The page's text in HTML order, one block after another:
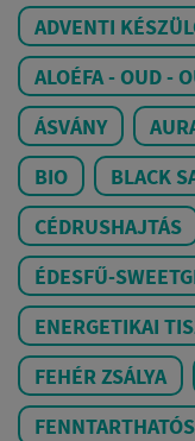
ADVENTI
ALOÉFA - OUD -
ÁSVÁNY
BIO
BLACK
CÉDRUSHAJTÁS
ÉDESFŰ-
ENERGETIKAI
FEHÉR ZSÁLYA